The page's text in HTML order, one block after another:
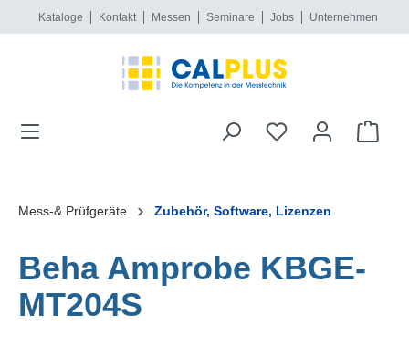
springen
Kataloge Kontakt Messen Seminare Jobs Unternehmen
Mess-& Prüfgeräte Zubehör, Software, Lizenzen
Beha Amprobe KBGE-
MT204S